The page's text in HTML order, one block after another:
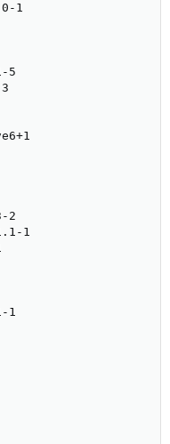
1
5
2
1
1